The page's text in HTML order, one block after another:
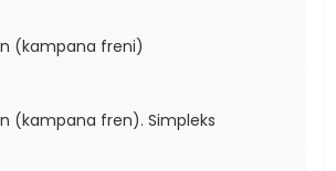
(kampana freni)
(kampana fren). Simpleks